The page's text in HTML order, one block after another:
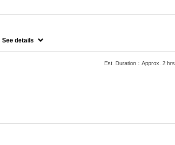
See details
Est. Duration：Approx. 2 hrs